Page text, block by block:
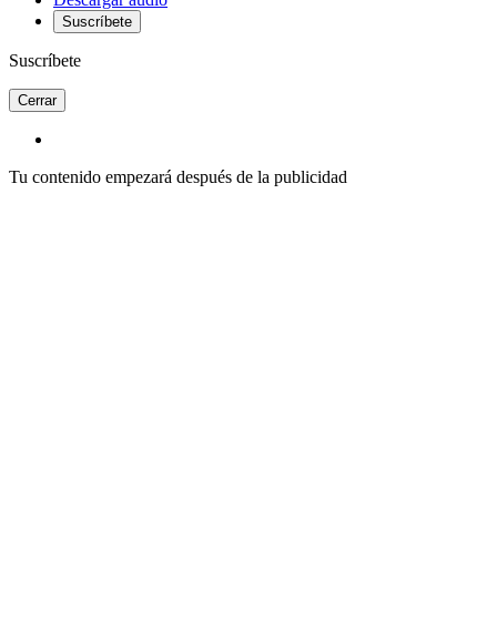
Suscríbete
Suscríbete
Cerrar
Tu contenido empezará después de la publicidad